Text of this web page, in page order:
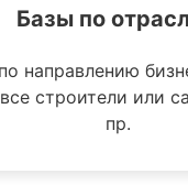
Базы по
направлению
строители или
пр.